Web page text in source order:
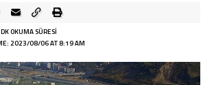
2023/08/06 AT 8:19 AM
OKUMA SÜRESI